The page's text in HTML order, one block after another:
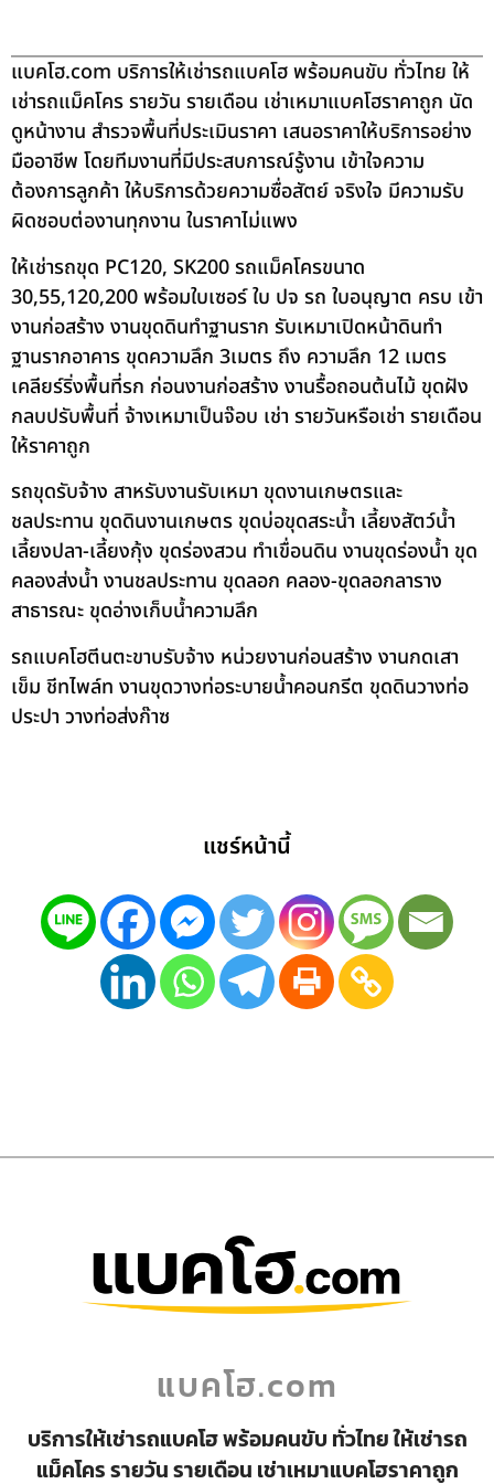
แบคโฮ.com บริการให้เช่ารถแบคโฮ พร้อมคนขับ ทั่วไทย ให้
เช่ารถแม็คโคร รายวัน รายเดือน เช่าเหมาแบคโฮราคาถูก นัด
ดูหน้างาน สำรวจพื้นที่ประเมินราคา เสนอราคาให้บริการอย่าง
มืออาชีพ โดยทีมงานที่มีประสบการณ์รู้งาน เข้าใจความ
ต้องการลูกค้า ให้บริการด้วยความซื่อสัตย์ จริงใจ มีความรับ
ผิดชอบต่องานทุกงาน ในราคาไม่แพง
ให้เช่ารถขุด PC120, SK200 รถแม็คโครขนาด
30,55,120,200 พร้อมใบเซอร์ ใบ ปจ รถ ใบอนุญาต ครบ เข้า
งานก่อสร้าง งานขุดดินทำฐานราก รับเหมาเปิดหน้าดินทำ
ฐานรากอาคาร ขุดความลึก 3เมตร ถึง ความลึก 12 เมตร
เคลียร์ริ่งพื้นที่รก ก่อนงานก่อสร้าง งานรื้อถอนต้นไม้ ขุดฝัง
กลบปรับพื้นที่ จ้างเหมาเป็นจ๊อบ เช่า รายวันหรือเช่า รายเดือน
ให้ราคาถูก
รถขุดรับจ้าง สาหรับงานรับเหมา ขุดงานเกษตรและ
ชลประทาน ขุดดินงานเกษตร ขุดบ่อขุดสระน้ำ เลี้ยงสัตว์น้ำ
เลี้ยงปลา-เลี้ยงกุ้ง ขุดร่องสวน ทำเขื่อนดิน งานขุดร่องน้ำ ขุด
คลองส่งน้ำ งานชลประทาน ขุดลอก คลอง-ขุดลอกลาราง
สาธารณะ ขุดอ่างเก็บน้ำความลึก
รถแบคโฮตีนตะขาบรับจ้าง หน่วยงานก่อนสร้าง งานกดเสา
เข็ม ชีทไพล์ท งานขุดวางท่อระบายน้ำคอนกรีต ขุดดินวางท่อ
ประปา วางท่อส่งก๊าซ
แชร์หน้านี้
แบคโฮ.com
บริการให้เช่ารถแบคโฮ พร้อมคนขับ ทั่วไทย ให้เช่ารถ
แม็คโคร รายวัน รายเดือน เช่าเหมาแบคโฮราคาถูก